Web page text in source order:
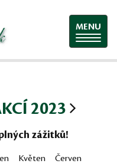
MENU
2023
zážitků!
Květen
Červen